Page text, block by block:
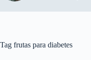
Tag frutas para diabetes